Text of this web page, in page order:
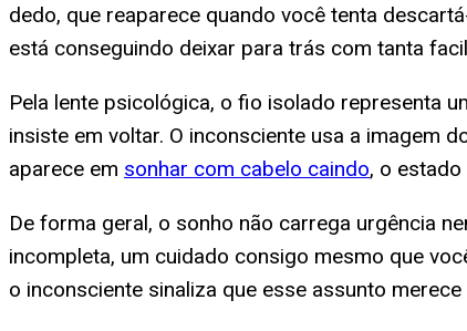
dedo, que reaparece quando você tenta
está conseguindo deixar para trás com tanta
Pela lente psicológica, o fio isolado representa
insiste em voltar. O inconsciente usa a imagem
aparece em sonhar com cabelo caindo, o
De forma geral, o sonho não carrega urgência
incompleta, um cuidado consigo mesmo que
o inconsciente sinaliza que esse assunto